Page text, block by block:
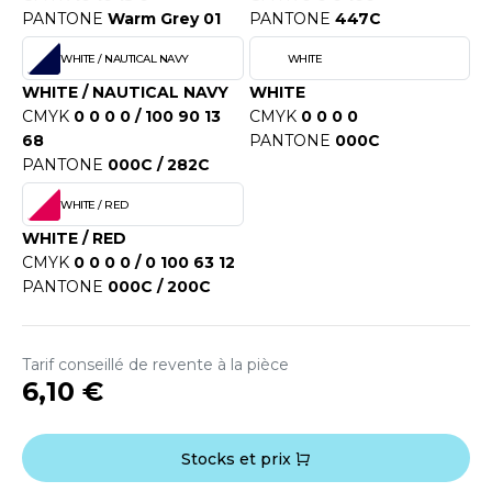
SHIRT
SHIRT
PROFESSIONNELLE
- BLOUSON
COOL
HOODS
T'S
SERIE
PANTONE Warm Grey 01
PANTONE 447C
WHITE / NAUTICAL NAVY
WHITE / NAUTICAL NAVY
CMYK 0 0 0 0 / 100 90 13
68
PANTONE 000C / 282C
WHITE
WHITE
CMYK 0 0 0 0
PANTONE 000C
WHITE / RED
WHITE / RED
CMYK 0 0 0 0 / 0 100 63 12
PANTONE 000C / 200C
Tarif conseillé de revente à la pièce
6,10 €
Stocks et prix